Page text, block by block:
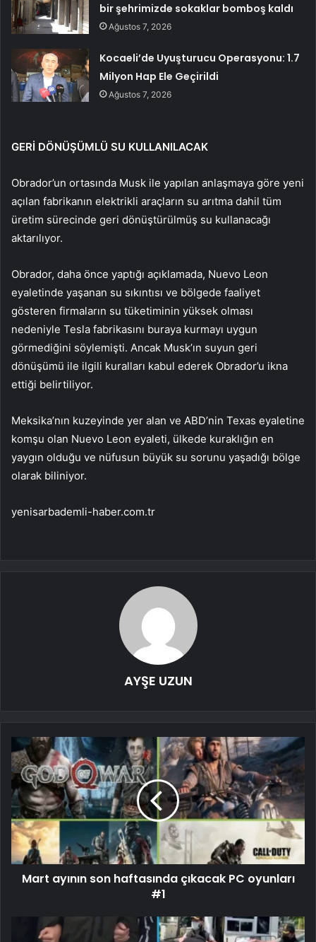
bir şehrimizde sokaklar bomboş kaldı
Ağustos 7, 2026
Kocaeli’de Uyuşturucu Operasyonu: 1.7
Milyon Hap Ele Geçirildi
Ağustos 7, 2026
GERİ DÖNÜŞÜMLÜ SU KULLANILACAK
Obrador’un ortasında Musk ile yapılan anlaşmaya göre yeni
açılan fabrikanın elektrikli araçların su arıtma dahil tüm
üretim sürecinde geri dönüştürülmüş su kullanacağı
aktarılıyor.
Obrador, daha önce yaptığı açıklamada, Nuevo Leon
eyaletinde yaşanan su sıkıntısı ve bölgede faaliyet
gösteren firmaların su tüketiminin yüksek olması
nedeniyle Tesla fabrikasını buraya kurmayı uygun
görmediğini söylemişti. Ancak Musk’ın suyun geri
dönüşümü ile ilgili kuralları kabul ederek Obrador’u ikna
ettiği belirtiliyor.
Meksika’nın kuzeyinde yer alan ve ABD’nin Texas eyaletine
komşu olan Nuevo Leon eyaleti, ülkede kuraklığın en
yaygın olduğu ve nüfusun büyük su sorunu yaşadığı bölge
olarak biliniyor.
yenisarbademli-haber.com.tr
AYŞE UZUN
Mart ayının son haftasında çıkacak PC oyunları
#1